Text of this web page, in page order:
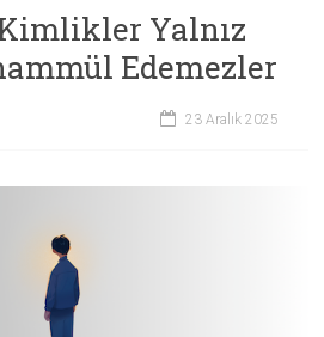
Yalnız
Edemezler
23 Aralık 2025